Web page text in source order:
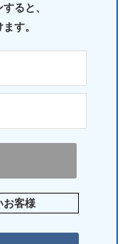
ると、
す。
お客様